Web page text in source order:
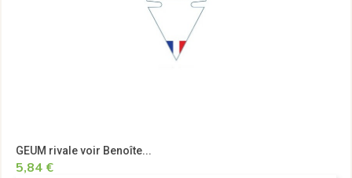
GEUM rivale voir Benoîte...
5,84 €